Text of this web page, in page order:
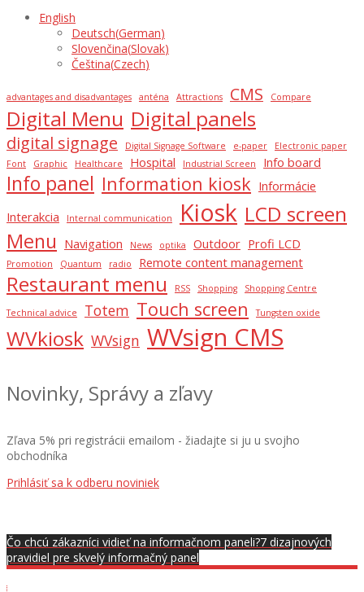
English
Deutsch(German)
Slovenčina(Slovak)
Čeština(Czech)
advantages and disadvantages anténa Attractions CMS Compare
Digital Menu Digital panels
digital signage Digital Signage Software e-paper
Electronic paper
Font
Graphic Healthcare Hospital Industrial Screen Info board
Info panel Information kiosk Informácie
Interakcia
Internal communication Kiosk LCD screen
Menu Navigation News optika Outdoor Profi LCD
Promotion Quantum radio Remote content management
Restaurant menu RSS Shopping Shopping Centre
Technical advice Totem Touch screen Tungsten oxide
WVkiosk WVsign WVsign CMS
Novinky, Správy a zľavy
Zľava 5% pri registrácii emailom - žiadajte si ju u svojho
obchodníka
Prihlásiť sa k odberu noviniek
Čo chcú zákazníci vidieť na informačnom paneli?7 dizajnových
pravidiel pre skvelý informačný panel